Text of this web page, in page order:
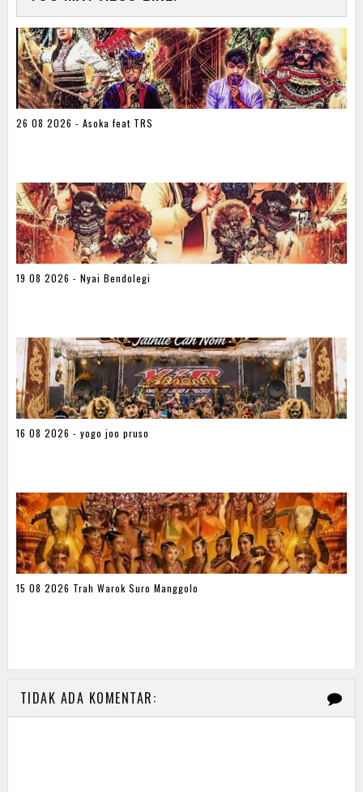
26 08 2026 - Asoka feat TRS
19 08 2026 - Nyai Bendolegi
16 08 2026 - yogo joo pruso
15 08 2026 Trah Warok Suro Manggolo
TIDAK ADA KOMENTAR: